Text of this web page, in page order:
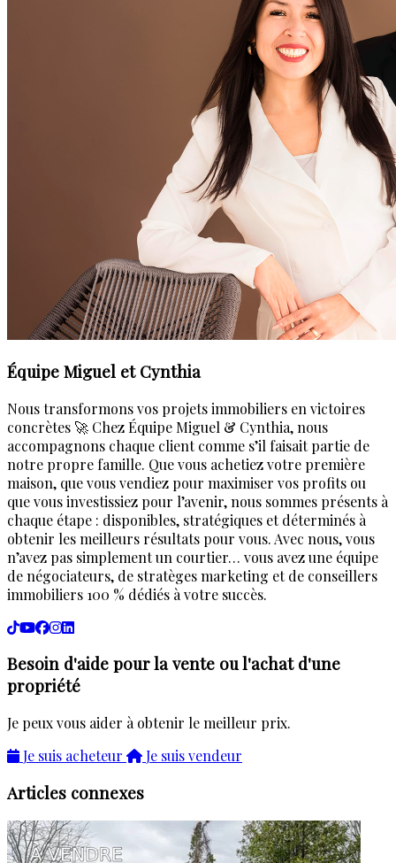
Équipe Miguel et Cynthia
Nous transformons vos projets immobiliers en victoires
concrètes 🚀 Chez Équipe Miguel & Cynthia, nous
accompagnons chaque client comme s’il faisait partie de
notre propre famille. Que vous achetiez votre première
maison, que vous vendiez pour maximiser vos profits ou
que vous investissiez pour l’avenir, nous sommes présents à
chaque étape : disponibles, stratégiques et déterminés à
obtenir les meilleurs résultats pour vous. Avec nous, vous
n’avez pas simplement un courtier… vous avez une équipe
de négociateurs, de stratèges marketing et de conseillers
immobiliers 100 % dédiés à votre succès.
Besoin d'aide pour la vente ou l'achat d'une
propriété
Je peux vous aider à obtenir le meilleur prix.
Je suis acheteur
Je suis vendeur
Articles connexes